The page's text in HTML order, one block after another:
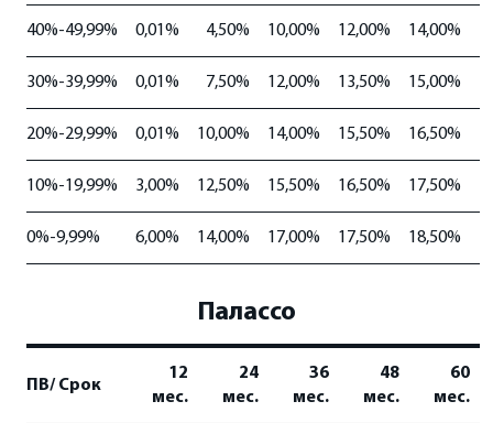
40%-49,99% 0,01% 4,50% 10,00% 12,00% 14,00%
30%-39,99% 0,01% 7,50% 12,00% 13,50% 15,00%
20%-29,99% 0,01% 10,00% 14,00% 15,50% 16,50%
10%-19,99% 3,00% 12,50% 15,50% 16,50% 17,50%
0%-9,99% 6,00% 14,00% 17,00% 17,50% 18,50%
Палассо
ПВ/ Срок
12
мес.
24
мес.
36
мес.
48
мес.
60
мес.